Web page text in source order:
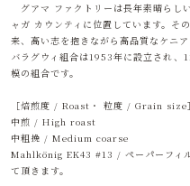
グアマ ファクトリーは長年素晴らし
ャガ カウンティに位置しています。そ
来、高い志を抱きながら高品質なケニ
バラグウィ組合は1953年に設立され、
模の組合です。
［焙煎度 / Roast・ 粒度 / Grain size］
中煎 / High roast
中粗挽 / Medium coarse
Mahlkönig EK43 #13 / ペーパーフィ
て頂きます。